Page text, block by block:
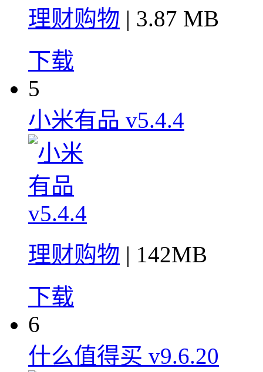
理财购物 | 3.87 MB
下载
5
小米有品 v5.4.4
理财购物 | 142MB
下载
6
什么值得买 v9.6.20